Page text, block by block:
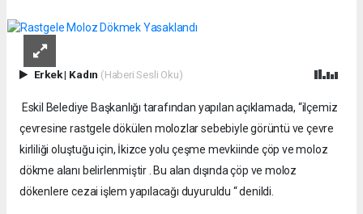
Erkek| Kadın (Haberi Sesli Oku)
Eskil Belediye Başkanlığı tarafından yapılan açıklamada, “ilçemiz
çevresine rastgele dökülen molozlar sebebiyle görüntü ve çevre
kirliliği oluştuğu için, İkizce yolu çeşme mevkiinde çöp ve moloz
dökme alanı belirlenmiştir . Bu alan dışında çöp ve moloz
dökenlere cezai işlem yapılacağı duyuruldu “ denildi.